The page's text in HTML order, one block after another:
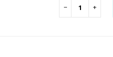
− +